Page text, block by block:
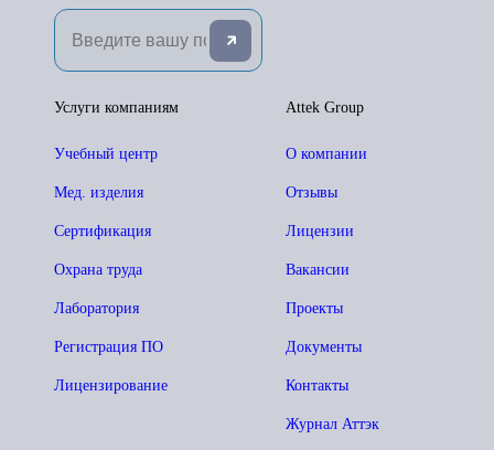
Attek Group
О компании
Отзывы
Лицензии
Вакансии
Проекты
Документы
Контакты
Журнал Аттэк
Услуги компаниям
Учебный центр
Мед. изделия
Сертификация
Охрана труда
Лаборатория
Регистрация ПО
Лицензирование